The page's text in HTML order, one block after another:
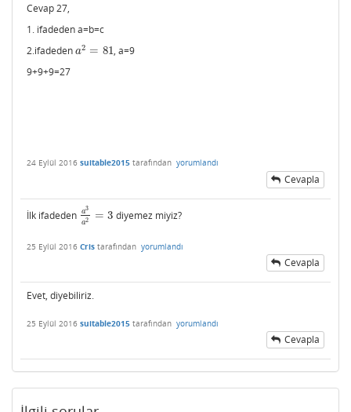
Cevap 27,
1. ifadeden a=b=c
2.ifadeden a2 = 81
a2 =81
, a=9
9+9+9=27
24 Eylül 2016 suitable2015 tarafından yorumlandı
Cevapla
İlk ifadeden a3
a2 = 3
a3 2= 3 diyemez miyiz?
25 Eylül 2016 Cris tarafından yorumlandı
Cevapla
Evet, diyebiliriz.
25 Eylül 2016 suitable2015 tarafından yorumlandı
Cevapla